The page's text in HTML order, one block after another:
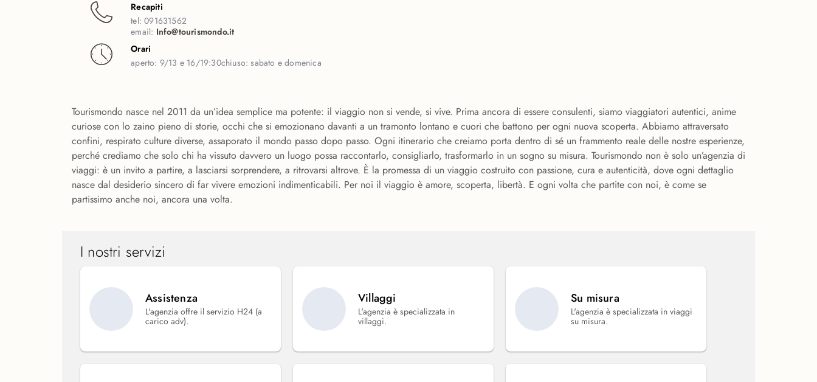
Recapiti
tel:091631562
email: Info@tourismondo.it
Orari
aperto: 9/13 e 16/19:30chiuso:sabato e domenica
Tourismondo nasce nel 2011 da un’idea semplice ma potente: il viaggio non si vende, si vive. Prima ancora di essere consulenti, siamo viaggiatori autentici, anime
curiose con lo zaino pieno di storie, occhi che si emozionano davanti a un tramonto lontano e cuori che battono per ogni nuova scoperta. Abbiamo attraversato
confini, respirato culture diverse, assaporato il mondo passo dopo passo. Ogni itinerario che creiamo porta dentro di sé un frammento reale delle nostre esperienze,
perché crediamo che solo chi ha vissuto davvero un luogo possa raccontarlo, consigliarlo, trasformarlo in un sogno su misura. Tourismondo non è solo un’agenzia di
viaggi: è un invito a partire, a lasciarsi sorprendere, a ritrovarsi altrove. È la promessa di un viaggio costruito con passione, cura e autenticità, dove ogni dettaglio
nasce dal desiderio sincero di far vivere emozioni indimenticabili. Per noi il viaggio è amore, scoperta, libertà. E ogni volta che partite con noi, è come se
partissimo anche noi, ancora una volta.
I nostri servizi
Assistenza
L'agenzia offre il servizio H24 (a
carico adv).
Villaggi
L'agenzia è specializzata in
villaggi.
Su misura
L'agenzia è specializzata in viaggi
su misura.